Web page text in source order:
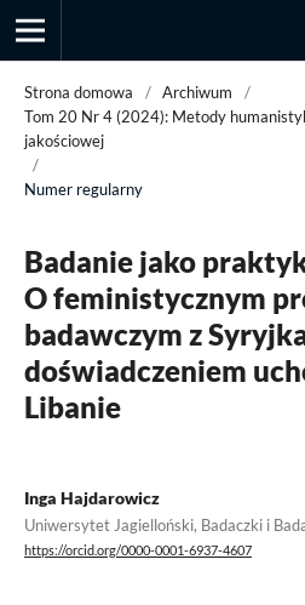
Przegląd
Strona domowa / Archiwum
/
Tom 20 Nr 4 (2024): Metody
jakościowej
/
Numer regularny
Badanie jako
O feministycznym
badawczym z
doświadczeniem
Libanie
Inga Hajdarowicz
Uniwersytet Jagielloński, Badaczki i
https://orcid.org/0000-0001-6937-4607